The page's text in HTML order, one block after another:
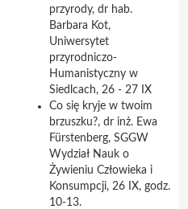
przyrody, dr hab.
Barbara Kot,
Uniwersytet
przyrodniczo-
Humanistyczny w
Siedlcach, 26 - 27 IX
Co się kryje w twoim
brzuszku?, dr inż. Ewa
Fürstenberg, SGGW
Wydział Nauk o
Żywieniu Człowieka i
Konsumpcji, 26 IX, godz.
10-13.